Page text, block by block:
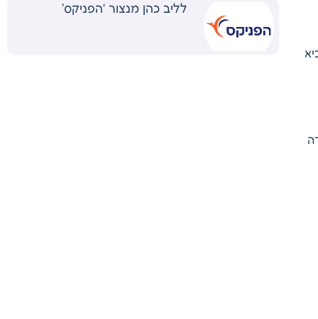
לליב כהן מנצור ‘הפניקס’